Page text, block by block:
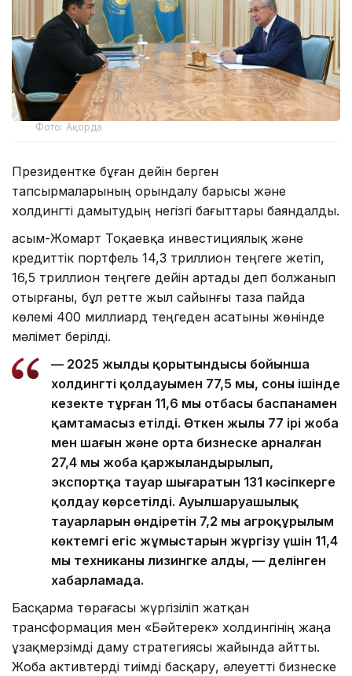
Фото: Ақорда
Президентке бұған дейін берген
тапсырмаларының орындалу барысы және
холдингті дамытудың негізгі бағыттары баяндалды.
Қасым-Жомарт Тоқаевқа инвестициялық және
кредиттік портфель 14,3 триллион теңгеге жетіп,
16,5 триллион теңгеге дейін артады деп болжанып
отырғаны, бұл ретте жыл сайынғы таза пайда
көлемі 400 миллиард теңгеден асатыны жөнінде
мәлімет берілді.
— 2025 жылдың қорытындысы бойынша
холдингтің қолдауымен 77,5 мың, соның ішінде
кезекте тұрған 11,6 мың отбасы баспанамен
қамтамасыз етілді. Өткен жылы 77 ірі жоба
мен шағын және орта бизнеске арналған
27,4 мың жоба қаржыландырылып,
экспортқа тауар шығаратын 131 кәсіпкерге
қолдау көрсетілді. Ауылшаруашылық
тауарларын өндіретін 7,2 мың агроқұрылым
көктемгі егіс жұмыстарын жүргізу үшін 11,4
мың техниканы лизингке алды, — делінген
хабарламада.
Басқарма төрағасы жүргізіліп жатқан
трансформация мен «Бәйтерек» холдингінің жаңа
ұзақмерзімді даму стратегиясы жайында айтты.
Жоба активтерді тиімді басқару, әлеуетті бизнеске